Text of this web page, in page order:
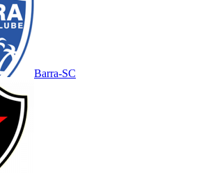
Barra-SC